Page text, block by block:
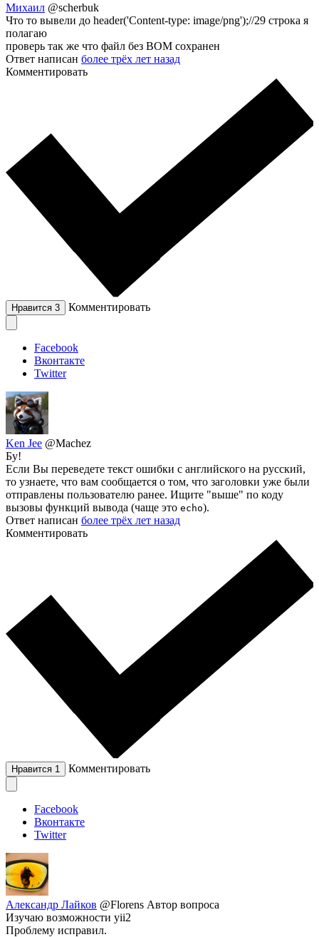
Михаил @scherbuk
Что то вывели до header('Content-type: image/png');//29 строка я
полагаю
проверь так же что файл без BOM сохранен
Ответ написан более трёх лет назад
Комментировать
Нравится 3 Комментировать
Facebook
Вконтакте
Twitter
Ken Jee @Machez
Бу!
Если Вы переведете текст ошибки с английского на русский,
то узнаете, что вам сообщается о том, что заголовки уже были
отправлены пользователю ранее. Ищите "выше" по коду
вызовы функций вывода (чаще это echo).
Ответ написан более трёх лет назад
Комментировать
Нравится 1 Комментировать
Facebook
Вконтакте
Twitter
Александр Лайков @Florens Автор вопроса
Изучаю возможности yii2
Проблему исправил.